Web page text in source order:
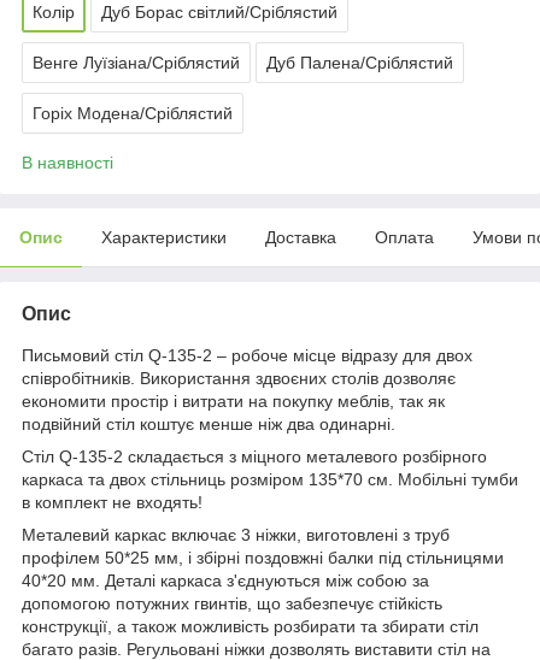
Колір Дуб Борас світлий/Сріблястий
Венге Луїзіана/Сріблястий Дуб Палена/Сріблястий
Горіх Модена/Сріблястий
В наявності
Опис Характеристики Доставка Оплата Умови
Опис
Письмовий стіл Q-135-2 – робоче місце відразу для двох
співробітників. Використання здвоєних столів дозволяє
економити простір і витрати на покупку меблів, так як
подвійний стіл коштує менше ніж два одинарні.
Стіл Q-135-2 складається з міцного металевого розбірного
каркаса та двох стільниць розміром 135*70 см. Мобільні тумби
в комплект не входять!
Металевий каркас включає 3 ніжки, виготовлені з труб
профілем 50*25 мм, і збірні поздовжні балки під стільницями
40*20 мм. Деталі каркаса з'єднуються між собою за
допомогою потужних гвинтів, що забезпечує стійкість
конструкції, а також можливість розбирати та збирати стіл
багато разів. Регульовані ніжки дозволять виставити стіл на